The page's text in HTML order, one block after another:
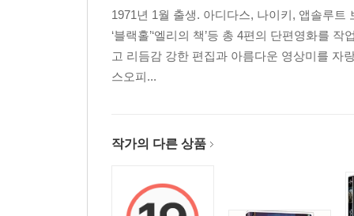
*모든 스페셜 피쳐는 2D 버전에만 있습니다
- Hard-Wired Humanity: Making Ghost in the Shell
-Section 9: Cyber Defenders(11:28)
-Man & Machine: The Ghost Philosophy (10:35)
1971년 1월 출생. 아디다스, 나이키, 앱솔루
‘블랙홀’‘엘리의 책’등 총 4편의 단편영화를
고 리듬감 강한 편집과 아름다운 영상미를 자
스오피...
작가의 다른 상품